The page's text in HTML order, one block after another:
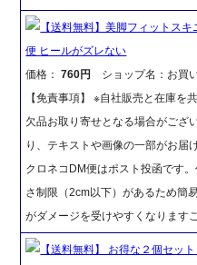
【送料無料】美脚フィットス
便 ヒールがズレない
価格：760円
ショップ名：お買
【免責事項】 ※自社販売と在庫を
欠品お取り寄せとなる場合がござ
り、テキストや画像の一部がお届
クロネコDM便はポスト投函です
さ制限（2cm以下）があるため簡
がダメージを受けやすくなります
【送料無料】 お得な２個セッ